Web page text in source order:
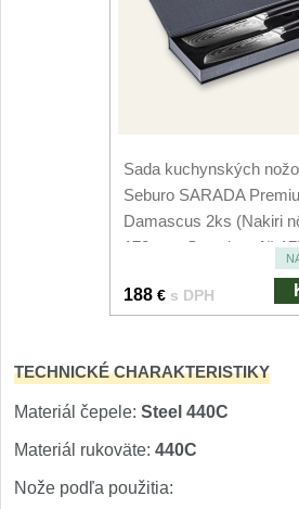
Nože Seburo SARADA 93
Nože Seburo SUBAJA 92
Nože Seburo HOGANI 20
Nože Seburo WEST 21
Nože Tojiro
Nože Tojiro Zen
Nože Samura
Nože Samura MO-V
Sada kuchynských
Seburo SARADA
Damascus 2ks (Nakiri
170mm, Santoku nôž
188 € s DPH
TECHNICKÉ CHARAKTERISTIKY
Materiál čepele: Steel 440C
Materiál rukoväte: 440C
Nože podľa použitia: